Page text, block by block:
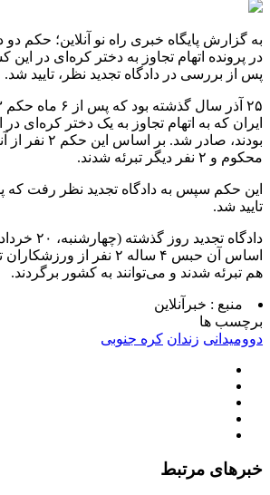
به گزارش پایگاه خبری راه نو آنلاین؛ حکم دو
در پرونده اتهام تجاوز به دختر کره‌ای در این
پس از بررسی در دادگاه تجدید نظر، تایید شد.
ایران که به اتهام تجاوز به یک دختر کره‌ای
محکوم و ۲ نفر دیگر تبرئه شدند.
این حکم سپس به دادگاه تجدید نظر رفت که
تایید شد.
دادگاه تجدید
هم تبرئه شدند و می‌توانند به کشور برگردند.
منبع : خبرآنلاین
برچسب ها
دوومیدانی زندان کره جنوبی
خبرهای مرتبط